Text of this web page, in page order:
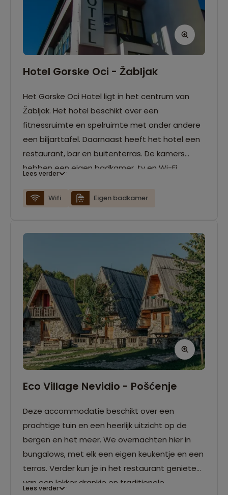
Hotel Gorske Oci - Žabljak
Het Gorske Oci Hotel ligt in het centrum van
Žabljak. Het hotel beschikt over een
fitnessruimte en spelruimte met onder andere
een biljarttafel. Daarnaast heeft het hotel een
restaurant, bar en buitenterras. De kamers
hebben een eigen badkamer, tv en Wi-Fi.
Lees verder
Wifi Eigen badkamer
Eco Village Nevidio - Pošćenje
Deze accommodatie beschikt over een
prachtige tuin en een heerlijk uitzicht op de
bergen en het meer. We overnachten hier in
bungalows, met elk een eigen keukentje en een
terras. Verder kun je in het restaurant genieten
van een lekker drankje en traditionele
Lees verder